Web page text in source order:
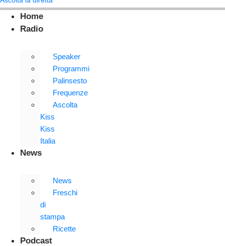
Home
Radio
Speaker
Programmi
Palinsesto
Frequenze
Ascolta
Kiss
Kiss
Italia
News
News
Freschi
di
stampa
Ricette
Podcast